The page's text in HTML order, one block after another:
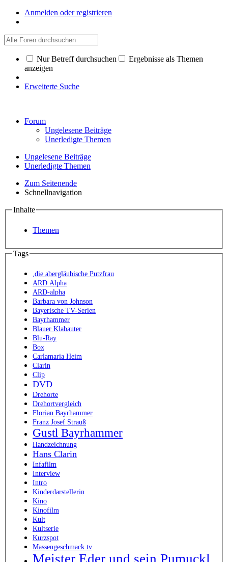
Anmelden oder registrieren
Nur Betreff durchsuchen
Ergebnisse als Themen
anzeigen
Erweiterte Suche
Forum
Ungelesene Beiträge
Unerledigte Themen
Ungelesene Beiträge
Unerledigte Themen
Zum Seitenende
Schnellnavigation
Inhalte
Themen
Tags
,die abergläubische Putzfrau
ARD Alpha
ARD-alpha
Barbara von Johnson
Bayerische TV-Serien
Bayrhammer
Blauer Klabauter
Blu-Ray
Box
Carlamaria Heim
Clarin
Clip
DVD
Drehorte
Drehortvergleich
Florian Bayrhammer
Franz Josef Strauß
Gustl Bayrhammer
Handzeichnung
Hans Clarin
Infafilm
Interview
Intro
Kinderdarstellerin
Kino
Kinofilm
Kult
Kultserie
Kurzspot
Massengeschmack.tv